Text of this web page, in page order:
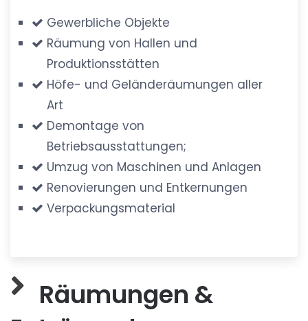
Gewerbliche Objekte
Räumung von Hallen und
Produktionsstätten
Höfe- und Geländeräumungen aller
Art
Demontage von
Betriebsausstattungen;
Umzug von Maschinen und Anlagen
Renovierungen und Entkernungen
Verpackungsmaterial
Räumungen &